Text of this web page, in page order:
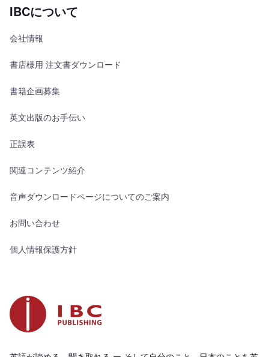
IBCについて
会社情報
書店様用 注文書ダウンロード
書籍企画募集
英文出版のお手伝い
正誤表
関連コンテンツ紹介
音声ダウンロードページについてのご案内
お問い合わせ
個人情報保護方針